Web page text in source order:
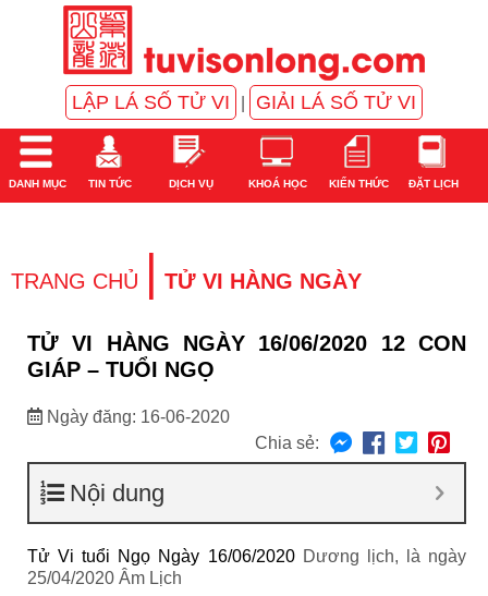
LẬP LÁ SỐ TỬ VI GIẢI LÁ SỐ TỬ VI
DANH MỤC TIN TỨC DỊCH VỤ KHOÁ HỌC KIẾN THỨC ĐẶT LỊCH
TRANG CHỦ | TỬ VI HÀNG NGÀY
TỬ VI HÀNG NGÀY 16/06/2020 12 CON
GIÁP – TUỔI NGỌ
Ngày đăng: 16-06-2020
Chia sẻ:
Nội dung
Tử Vi tuổi Ngọ Ngày 16/06/2020Dương lịch, là ngày
25/04/2020 Âm Lịch